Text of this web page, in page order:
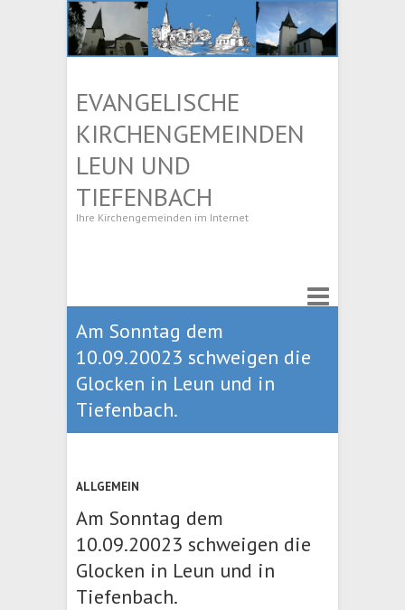
EVANGELISCHE
KIRCHENGEMEINDEN
LEUN UND
TIEFENBACH
Ihre Kirchengemeinden im Internet
Am Sonntag dem
10.09.20023 schweigen die
Glocken in Leun und in
Tiefenbach.
ALLGEMEIN
Am Sonntag dem
10.09.20023 schweigen die
Glocken in Leun und in
Tiefenbach.